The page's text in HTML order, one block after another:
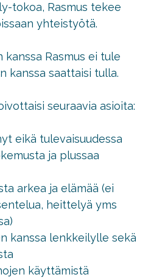
tokoa, Rasmus tekee
yhteistyötä.
Rasmus ei tule
kanssa saattaisi tulla.
seuraavia asioita:
eikä tulevaisuudessa
ja plussaa
arkea ja elämää (ei
heittelyä yms
kanssa lenkkeilylle sekä
käyttämistä